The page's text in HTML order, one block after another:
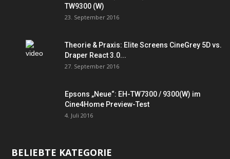
TW9300 (W)
23. September 2016
Theorie & Praxis: Elite Screens CineGrey 5D vs.
Draper React 3.0...
27. September 2016
Epsons „Neue“: EH-TW7300 / 9300(W) im
Cine4Home Preview-Test
4. Juli 2016
BELIEBTE KATEGORIE